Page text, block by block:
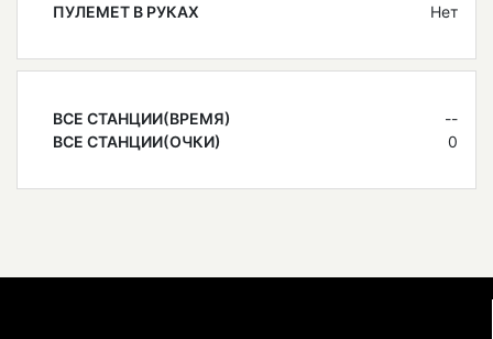
ПУЛЕМЕТ В РУКАХ
Нет
ВСЕ СТАНЦИИ(ВРЕМЯ)
--
ВСЕ СТАНЦИИ(ОЧКИ)
0